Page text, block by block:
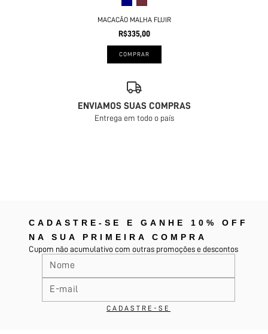
MACACÃO MALHA FLUIR
R$335,00
COMPRAR
ENVIAMOS SUAS COMPRAS
Entrega em todo o país
CADASTRE-SE E GANHE 10% OFF
NA SUA PRIMEIRA COMPRA
Cupom não acumulativo com outras promoções e descontos